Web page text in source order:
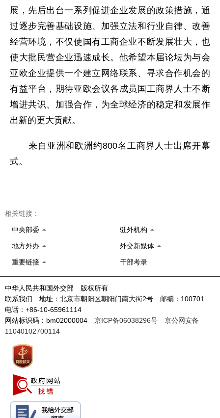
展，先后出台一系列促进企业发展的政策措施，通
过逐步完善基础设施、加强立法和行业自律、改善
经营环境，不仅使国有工商企业不断发展壮大，也
使大批民营企业迅速成长。他希望本届论坛为与会
亚欧企业提供一个建立网络联系、寻求合作机会的
有益平台，期待亚欧会议各成员国工商界人士不断
增进共识、加强合作，为全球经济的稳定和发展作
出新的更大贡献。
来自亚洲和欧洲约800名工商界人士出席开幕
式。
相关链接：
中央部委 驻外机构
地方外办 外交新媒体
重要链接 干部考录
中华人民共和国外交部 版权所有
联系我们 地址：北京市朝阳区朝阳门南大街2号 邮编：100701
电话：+86-10-65961114
网站标识码：bm02000004 京ICP备06038296号
京公网安备
11040102700114